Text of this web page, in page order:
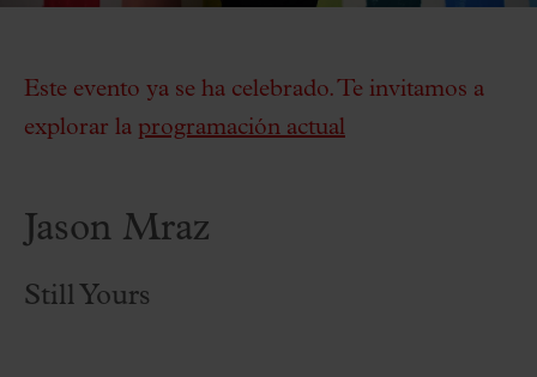
Este evento ya se ha celebrado. Te invitamos a
explorar la programación actual
Jason Mraz
Still Yours